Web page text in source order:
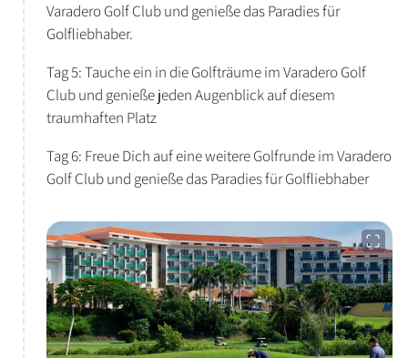
Varadero Golf Club und genieße das Paradies für
Golfliebhaber.
Tag 5: Tauche ein in die Golfträume im Varadero Golf
Club und genieße jeden Augenblick auf diesem
traumhaften Platz
Tag 6: Freue Dich auf eine weitere Golfrunde im Varadero
Golf Club und genieße das Paradies für Golfliebhaber